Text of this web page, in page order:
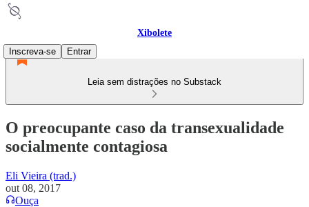
Xibolete
Inscreva-se
Entrar
Leia sem distrações no Substack
O preocupante caso da transexualidade
socialmente contagiosa
Eli Vieira (trad.)
out 08, 2017
Ouça